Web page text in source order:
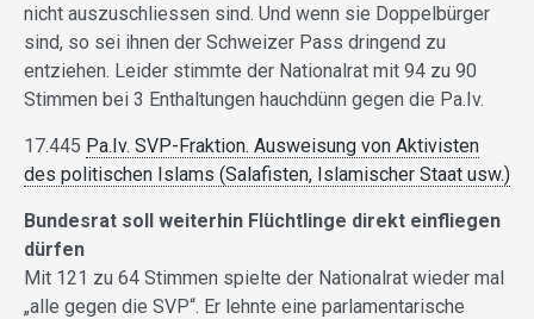
nicht auszuschliessen sind. Und wenn sie Doppelbürger
sind, so sei ihnen der Schweizer Pass dringend zu
entziehen. Leider stimmte der Nationalrat mit 94 zu 90
Stimmen bei 3 Enthaltungen hauchdünn gegen die Pa.Iv.
17.445 Pa.Iv. SVP-Fraktion. Ausweisung von Aktivisten
des politischen Islams (Salafisten, Islamischer Staat usw.)
Bundesrat soll weiterhin Flüchtlinge direkt einfliegen
dürfen
Mit 121 zu 64 Stimmen spielte der Nationalrat wieder mal
„alle gegen die SVP“. Er lehnte eine parlamentarische